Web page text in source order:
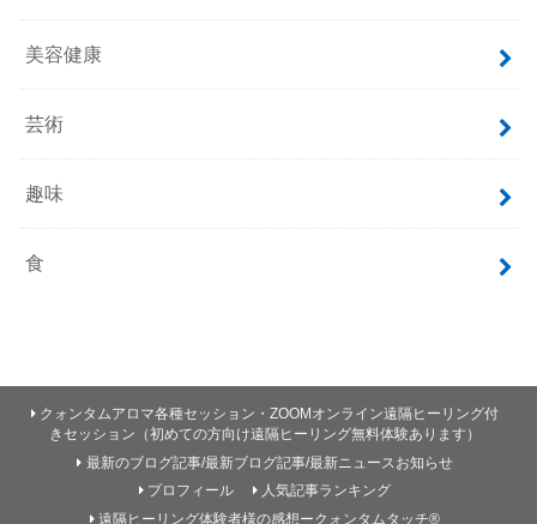
美容健康
芸術
趣味
食
クォンタムアロマ各種セッション・ZOOMオンライン遠隔ヒーリング付
きセッション（初めての方向け遠隔ヒーリング無料体験あります）
最新のブログ記事/最新ブログ記事/最新ニュースお知らせ
プロフィール
人気記事ランキング
遠隔ヒーリング体験者様の感想ークォンタムタッチ®